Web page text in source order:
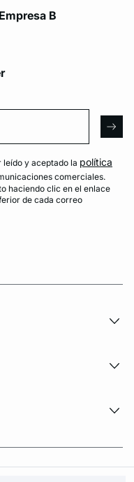
B
y aceptado la política
comerciales.
haciendo clic en el enlace
de cada correo